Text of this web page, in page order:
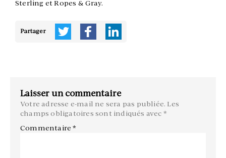
Sterling et Ropes & Gray.
Partager
Laisser un commentaire
Votre adresse e-mail ne sera pas publiée. Les
champs obligatoires sont indiqués avec *
Commentaire*